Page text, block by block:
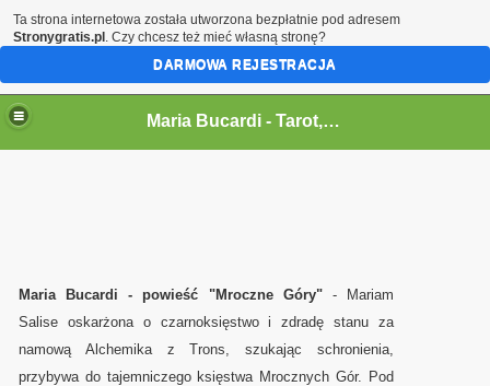
Maria Bucardi,magia,tarot,jasnowidz,rytualy,czary,terapeutka
Maria Bucardi - Tarot,wrozka,wrozba,wrozenie,magia milosna,jasnowidz,rytualy magiczne,karty,talizmany,amulety,wampiry en
Maria Bucardi - powieść "Mroczne Góry" - Mariam
Salise oskarżona o czarnoksięstwo i zdradę stanu za
namową Alchemika z Trons, szukając schronienia,
przybywa do tajemniczego księstwa Mrocznych Gór. Pod
Ta strona internetowa została utworzona bezpłatnie pod adresem
Stronygratis.pl . Czy chcesz też mieć własną stronę?
DARMOWA REJESTRACJA